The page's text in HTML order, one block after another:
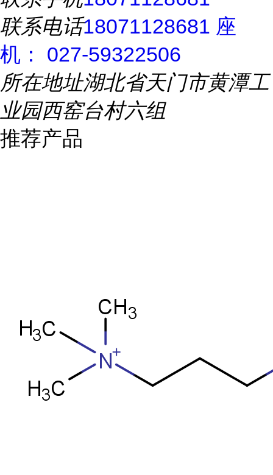
联系电话18071128681 座
机： 027-59322506
所在地址湖北省天门市黄潭工
业园西窑台村六组
推荐产品